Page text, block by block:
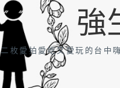
強
二枚愛拍愛吃又愛玩的台中